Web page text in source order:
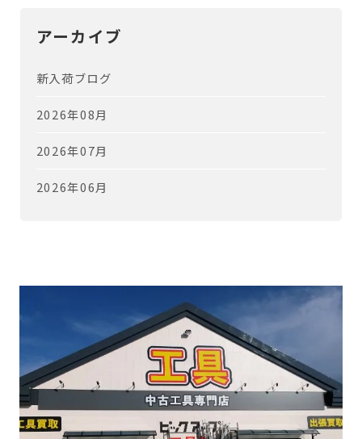
アーカイブ
新入荷ブログ
2026年08月
2026年07月
2026年06月